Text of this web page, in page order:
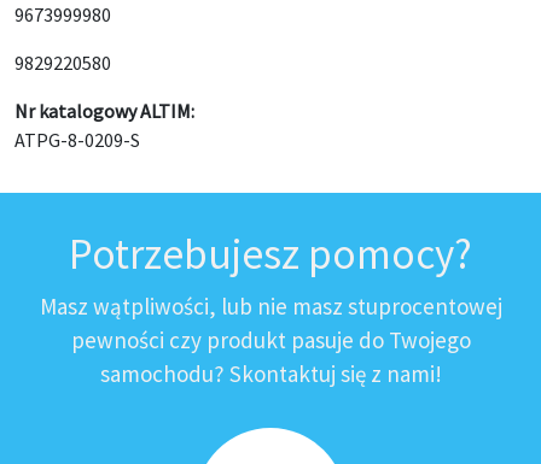
9673999980
9829220580
Nr katalogowy ALTIM:
ATPG-8-0209-S
Potrzebujesz pomocy?
Masz wątpliwości, lub nie masz stuprocentowej
pewności czy produkt pasuje do Twojego
samochodu? Skontaktuj się z nami!